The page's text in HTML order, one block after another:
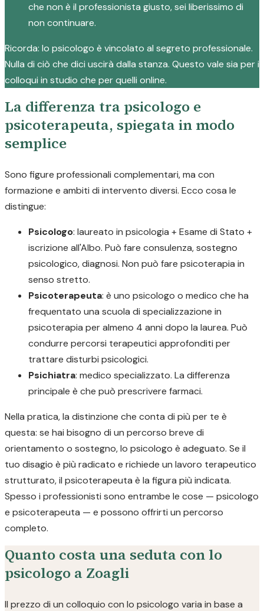
che non è il professionista giusto, sei liberissimo di
non continuare.
Ricorda: lo psicologo è vincolato al segreto professionale.
Nulla di ciò che dici uscirà dalla stanza. Questo vale sia per i
colloqui in studio che per quelli online.
La differenza tra psicologo e
psicoterapeuta, spiegata in modo
semplice
Sono figure professionali complementari, ma con
formazione e ambiti di intervento diversi. Ecco cosa le
distingue:
Psicologo: laureato in psicologia + Esame di Stato +
iscrizione all'Albo. Può fare consulenza, sostegno
psicologico, diagnosi. Non può fare psicoterapia in
senso stretto.
Psicoterapeuta: è uno psicologo o medico che ha
frequentato una scuola di specializzazione in
psicoterapia per almeno 4 anni dopo la laurea. Può
condurre percorsi terapeutici approfonditi per
trattare disturbi psicologici.
Psichiatra: medico specializzato. La differenza
principale è che può prescrivere farmaci.
Nella pratica, la distinzione che conta di più per te è
questa: se hai bisogno di un percorso breve di
orientamento o sostegno, lo psicologo è adeguato. Se il
tuo disagio è più radicato e richiede un lavoro terapeutico
strutturato, il psicoterapeuta è la figura più indicata.
Spesso i professionisti sono entrambe le cose — psicologo
e psicoterapeuta — e possono offrirti un percorso
completo.
Quanto costa una seduta con lo
psicologo a Zoagli
Il prezzo di un colloquio con lo psicologo varia in base a